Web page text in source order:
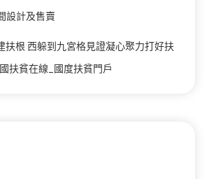
設計及售賣
扶根 西躲到九宮格見證凝心聚力打好扶
扶貧在線_國度扶貧門戶